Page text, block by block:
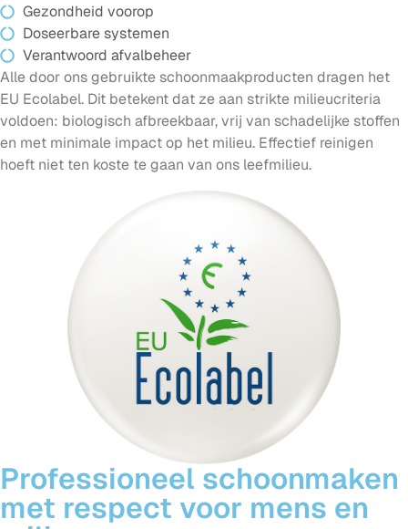
Gezondheid voorop
Doseerbare systemen
Verantwoord afvalbeheer
Alle door ons gebruikte schoonmaakproducten dragen het
EU Ecolabel. Dit betekent dat ze aan strikte milieucriteria
voldoen: biologisch afbreekbaar, vrij van schadelijke stoffen
en met minimale impact op het milieu. Effectief reinigen
hoeft niet ten koste te gaan van ons leefmilieu.
Professioneel schoonmaken
met respect voor mens en